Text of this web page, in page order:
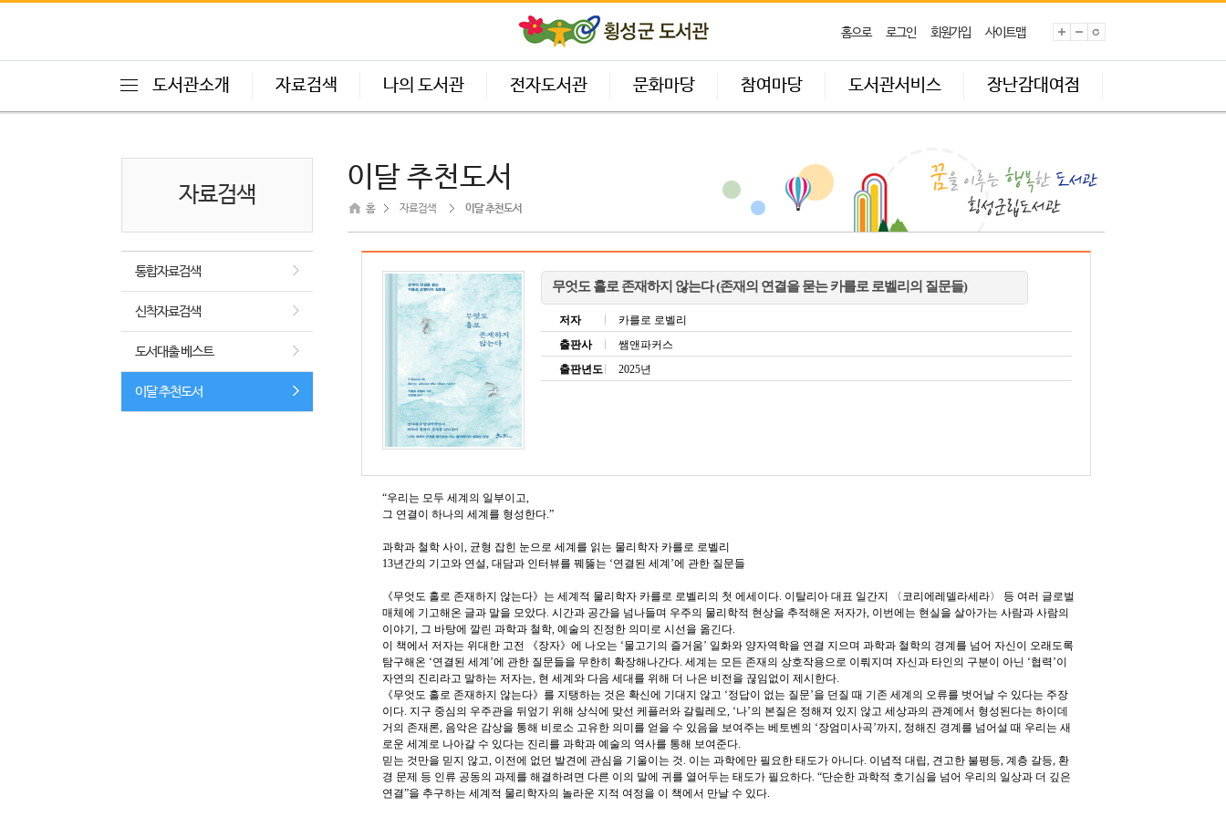
홈으로 로그인 회원가입 사이트맵
도서관소개 자료검색 나의 도서관 전자도서관 문화마당 참여마당 도서관서비스 장난감대여점
자료검색
통합자료검색
신착자료검색
도서대출 베스트
이달 추천도서
이달 추천도서
홈 자료검색 이달 추천도서
무엇도 홀로 존재하지 않는다 (존재의 연결을 묻는 카를로 로벨리의 질문들)
저자
카를로 로벨리
출판사
쌤앤파커스
출판년도
2025년
“우리는 모두 세계의 일부이고,
그 연결이 하나의 세계를 형성한다.”
과학과 철학 사이, 균형 잡힌 눈으로 세계를 읽는 물리학자 카를로 로벨리
13년간의 기고와 연설, 대담과 인터뷰를 꿰뚫는 ‘연결된 세계’에 관한 질문들
《무엇도 홀로 존재하지 않는다》는 세계적 물리학자 카를로 로벨리의 첫 에세이다. 이탈리아 대표 일간지 〈코리에레델라세라〉 등 여러 글로벌
매체에 기고해온 글과 말을 모았다. 시간과 공간을 넘나들며 우주의 물리학적 현상을 추적해온 저자가, 이번에는 현실을 살아가는 사람과 사람의
이야기, 그 바탕에 깔린 과학과 철학, 예술의 진정한 의미로 시선을 옮긴다.
이 책에서 저자는 위대한 고전 《장자》에 나오는 ‘물고기의 즐거움’ 일화와 양자역학을 연결 지으며 과학과 철학의 경계를 넘어 자신이 오래도록
탐구해온 ‘연결된 세계’에 관한 질문들을 무한히 확장해나간다. 세계는 모든 존재의 상호작용으로 이뤄지며 자신과 타인의 구분이 아닌 ‘협력’이
자연의 진리라고 말하는 저자는, 현 세계와 다음 세대를 위해 더 나은 비전을 끊임없이 제시한다.
《무엇도 홀로 존재하지 않는다》를 지탱하는 것은 확신에 기대지 않고 ‘정답이 없는 질문’을 던질 때 기존 세계의 오류를 벗어날 수 있다는 주장
이다. 지구 중심의 우주관을 뒤엎기 위해 상식에 맞선 케플러와 갈릴레오, ‘나’의 본질은 정해져 있지 않고 세상과의 관계에서 형성된다는 하이데
거의 존재론, 음악은 감상을 통해 비로소 고유한 의미를 얻을 수 있음을 보여주는 베토벤의 ‘장엄미사곡’까지, 정해진 경계를 넘어설 때 우리는 새
로운 세계로 나아갈 수 있다는 진리를 과학과 예술의 역사를 통해 보여준다.
믿는 것만을 믿지 않고, 이전에 없던 발견에 관심을 기울이는 것. 이는 과학에만 필요한 태도가 아니다. 이념적 대립, 견고한 불평등, 계층 갈등, 환
경 문제 등 인류 공동의 과제를 해결하려면 다른 이의 말에 귀를 열어두는 태도가 필요하다. “단순한 과학적 호기심을 넘어 우리의 일상과 더 깊은
연결”을 추구하는 세계적 물리학자의 놀라운 지적 여정을 이 책에서 만날 수 있다.